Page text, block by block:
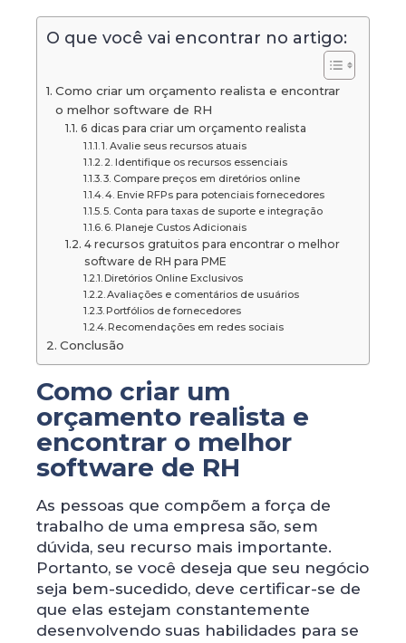
O que você vai encontrar no artigo:
Como criar um orçamento realista e encontrar
o melhor software de RH
6 dicas para criar um orçamento realista
1. Avalie seus recursos atuais
2. Identifique os recursos essenciais
3. Compare preços em diretórios online
4. Envie RFPs para potenciais fornecedores
5. Conta para taxas de suporte e integração
6. Planeje Custos Adicionais
4 recursos gratuitos para encontrar o melhor
software de RH para PME
Diretórios Online Exclusivos
Avaliações e comentários de usuários
Portfólios de fornecedores
Recomendações em redes sociais
Conclusão
Como criar um
orçamento realista e
encontrar o melhor
software de RH
As pessoas que compõem a força de
trabalho de uma empresa são, sem
dúvida, seu recurso mais importante.
Portanto, se você deseja que seu negócio
seja bem-sucedido, deve certificar-se de
que elas estejam constantemente
desenvolvendo suas habilidades para se